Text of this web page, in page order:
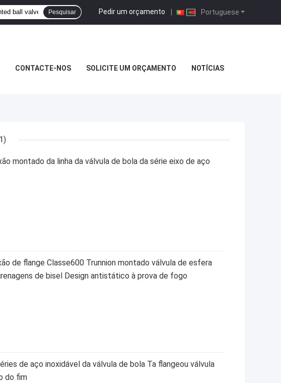
Portuguese
Pedir um orçamento |
Pesquisar
CONTACTE-NOS SOLICITE UM ORÇAMENTO NOTÍCIAS
montado da linha da válvula de bola da série eixo de aço
de flange Classe600 Trunnion montado válvula de esfera
de bisel Design antistático à prova de fogo
de aço inoxidável da válvula de bola Ta flangeou válvula
do fim